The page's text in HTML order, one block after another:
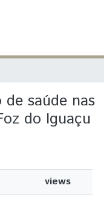
saúde nas
do Iguaçu
views